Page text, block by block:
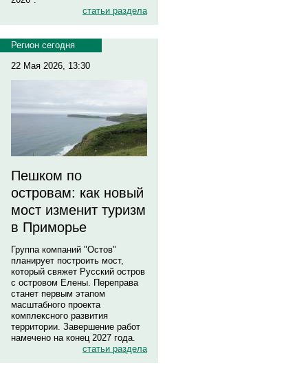
статьи раздела
Регион сегодня
22 Мая 2026, 13:30
Пешком по
островам: как новый
мост изменит туризм
в Приморье
Группа компаний "Остов"
планирует построить мост,
который свяжет Русский остров
с островом Елены. Переправа
станет первым этапом
масштабного проекта
комплексного развития
территории. Завершение работ
намечено на конец 2027 года.
статьи раздела